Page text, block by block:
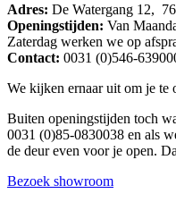
Adres: De Watergang 12,
Openingstijden: Van
Zaterdag werken we op
Contact: 0031 (0)546-
We kijken ernaar uit om je te
Buiten openingstijden toch
0031 (0)85-0830038 en als
de deur even voor je open.
Bezoek showroom